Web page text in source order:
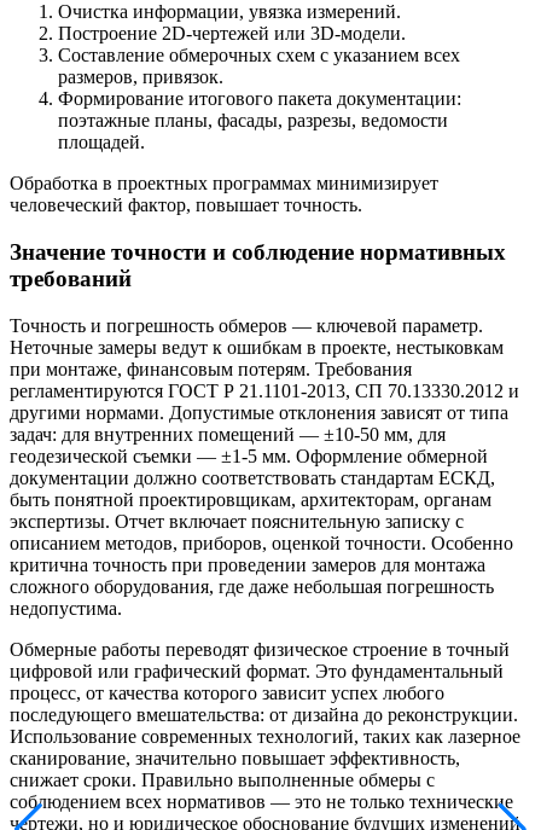
Очистка информации, увязка измерений.
Построение 2D-чертежей или 3D-модели.
Составление обмерочных схем с указанием всех
размеров, привязок.
Формирование итогового пакета документации:
поэтажные планы, фасады, разрезы, ведомости
площадей.
Обработка в проектных программах минимизирует
человеческий фактор, повышает точность.
Значение точности и соблюдение нормативных
требований
Точность и погрешность обмеров — ключевой параметр.
Неточные замеры ведут к ошибкам в проекте, нестыковкам
при монтаже, финансовым потерям. Требования
регламентируются ГОСТ Р 21.1101-2013, СП 70.13330.2012 и
другими нормами. Допустимые отклонения зависят от типа
задач: для внутренних помещений — ±10-50 мм, для
геодезической съемки — ±1-5 мм. Оформление обмерной
документации должно соответствовать стандартам ЕСКД,
быть понятной проектировщикам, архитекторам, органам
экспертизы. Отчет включает пояснительную записку с
описанием методов, приборов, оценкой точности. Особенно
критична точность при проведении замеров для монтажа
сложного оборудования, где даже небольшая погрешность
недопустима.
Обмерные работы переводят физическое строение в точный
цифровой или графический формат. Это фундаментальный
процесс, от качества которого зависит успех любого
последующего вмешательства: от дизайна до реконструкции.
Использование современных технологий, таких как лазерное
сканирование, значительно повышает эффективность,
снижает сроки. Правильно выполненные обмеры с
соблюдением всех нормативов — это не только технические
чертежи, но и юридическое обоснование будущих изменений,